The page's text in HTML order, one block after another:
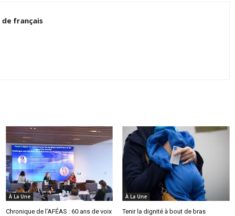
de français
À La Une
Chronique de l’AFÉAS : 60 ans de voix
À La Une
Tenir la dignité à bout de bras